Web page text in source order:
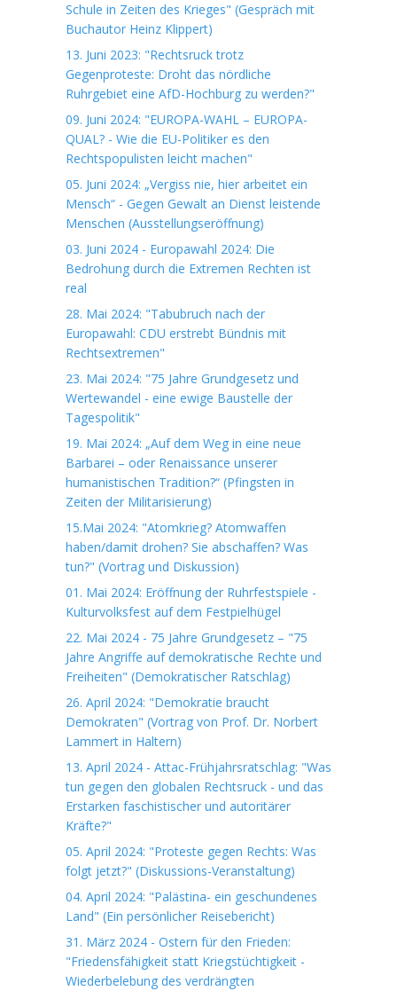
Schule in Zeiten des Krieges" (Gespräch mit
Buchautor Heinz Klippert)
13. Juni 2023: "Rechtsruck trotz
Gegenproteste: Droht das nördliche
Ruhrgebiet eine AfD-Hochburg zu werden?"
09. Juni 2024: "EUROPA-WAHL – EUROPA-
QUAL? - Wie die EU-Politiker es den
Rechtspopulisten leicht machen"
05. Juni 2024: „Vergiss nie, hier arbeitet ein
Mensch“ - Gegen Gewalt an Dienst leistende
Menschen (Ausstellungseröffnung)
03. Juni 2024 - Europawahl 2024: Die
Bedrohung durch die Extremen Rechten ist
real
28. Mai 2024: "Tabubruch nach der
Europawahl: CDU erstrebt Bündnis mit
Rechtsextremen"
23. Mai 2024: "75 Jahre Grundgesetz und
Wertewandel - eine ewige Baustelle der
Tagespolitik"
19. Mai 2024: „Auf dem Weg in eine neue
Barbarei – oder Renaissance unserer
humanistischen Tradition?“ (Pfingsten in
Zeiten der Militarisierung)
15.Mai 2024: "Atomkrieg? Atomwaffen
haben/damit drohen? Sie abschaffen? Was
tun?" (Vortrag und Diskussion)
01. Mai 2024: Eröffnung der Ruhrfestspiele -
Kulturvolksfest auf dem Festpielhügel
22. Mai 2024 - 75 Jahre Grundgesetz – "75
Jahre Angriffe auf demokratische Rechte und
Freiheiten" (Demokratischer Ratschlag)
26. April 2024: "Demokratie braucht
Demokraten" (Vortrag von Prof. Dr. Norbert
Lammert in Haltern)
13. April 2024 - Attac-Frühjahrsratschlag: "Was
tun gegen den globalen Rechtsruck - und das
Erstarken faschistischer und autoritärer
Kräfte?"
05. April 2024: "Proteste gegen Rechts: Was
folgt jetzt?" (Diskussions-Veranstaltung)
04. April 2024: "Palästina- ein geschundenes
Land" (Ein persönlicher Reisebericht)
31. März 2024 - Ostern für den Frieden:
"Friedensfähigkeit statt Kriegstüchtigkeit -
Wiederbelebung des verdrängten